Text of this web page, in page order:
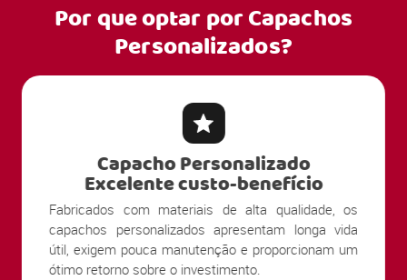
Por que optar porCapachos
Personalizados?
Capacho Personalizado
Excelente custo-benefício
Fabricados com materiais de alta qualidade, os
capachos personalizados apresentam longa vida
útil, exigem pouca manutenção e proporcionam um
ótimo retorno sobre o investimento.